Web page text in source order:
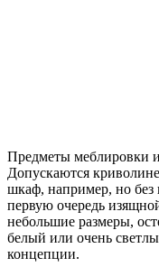
Предметы меблировки
Допускаются
шкаф, например, но без
первую очередь
небольшие размеры,
белый или очень
концепции.